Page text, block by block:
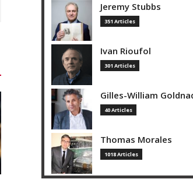
Jeremy Stubbs
351 Articles
Ivan Rioufol
301 Articles
Gilles-William
40 Articles
Thomas Morales
1018 Articles